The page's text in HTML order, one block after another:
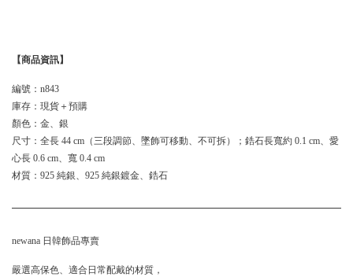
【商品資訊】
編號：n843
庫存：現貨＋預購
顏色：金、銀
尺寸：全長 44 cm（三段調節、墜飾可移動、不可拆）；鋯石長寬約 0.1 cm、愛
心長 0.6 cm、寬 0.4 cm
材質：925 純銀、925 純銀鍍金、鋯石
newana 日韓飾品專賣
嚴選高保色、適合日常配戴的材質，